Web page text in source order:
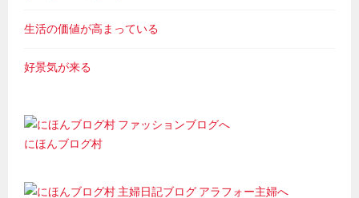
生活の価値が高まっている
好景気が来る
にほんブログ村